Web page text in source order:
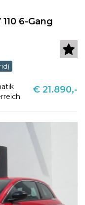
6-Gang
€ 21.890,-